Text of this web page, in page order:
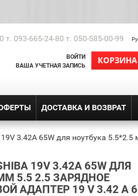
т. 093-665-24-80 т. 050-585-00-99
КОРЗИНА
shopping_cart
ВОЙТИ
ВАША УЧЕТНАЯ ЗАПИСЬ
ДОСТАВКА И ВОЗВРАТ
3.42A 65W для ноутбука 5.5*2.5
19V 3.42A 65W ДЛЯ
5.5 2.5 ЗАРЯДНОЕ
АДАПТЕР 19 V 3.42 A